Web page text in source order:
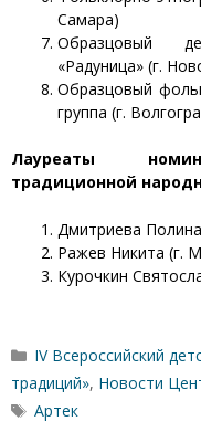
Самара)
Образцовый
«Радуница» (г.
Образцовый
группа (г.
Лауреаты
традиционной
Дмитриева
Ражев Никита (г.
Курочкин
Рубрики
IV Всероссийский
традиций», Новости
Метки
Артек